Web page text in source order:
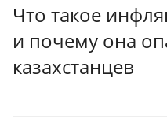
Что такое
и почему она
казахстанцев